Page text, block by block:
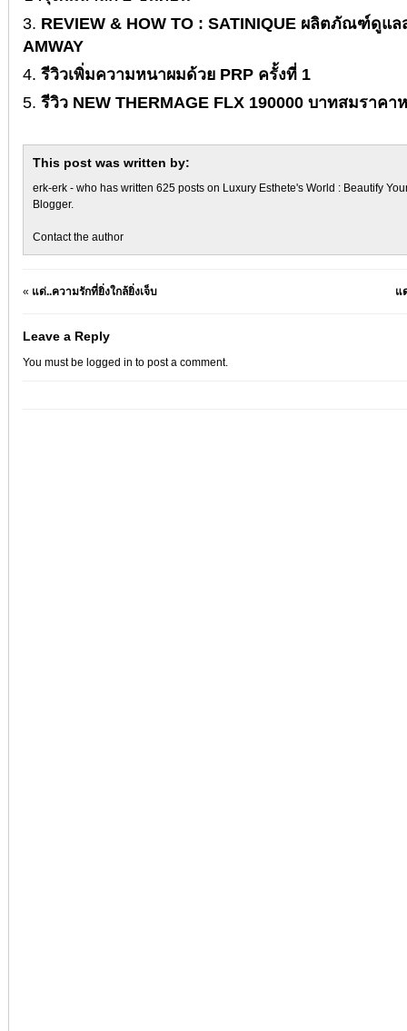
REVIEW & HOW TO : SATINIQUE ผลิตภัณฑ์ดูแ
AMWAY
รีวิวเพิ่มความหนาผมด้วย PRP ครั้งที่ 1
รีวิว NEW THERMAGE FLX 190000 บาทสมราคา
This post was written by:
erk-erk - who has written 625 posts on Luxury Esthete's World : Beautify
Blogger.
Contact the author
« แด่..ความรักที่ยิ่งใกล้ยิ่งเจ็บ แ
Leave a Reply
You must be logged in to post a comment.